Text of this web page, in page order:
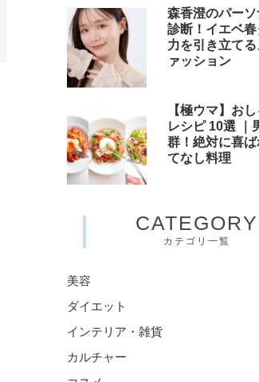
森香澄のパー
診断！イエベ
力を引き立て
ァッション
【極ウマ】お
レシピ 10選 ｜
群！絶対に喜
てなし料理
CATEGORY
カテゴリ一覧
美容
ダイエット
インテリア・雑貨
カルチャー